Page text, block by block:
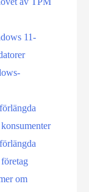
11-
om